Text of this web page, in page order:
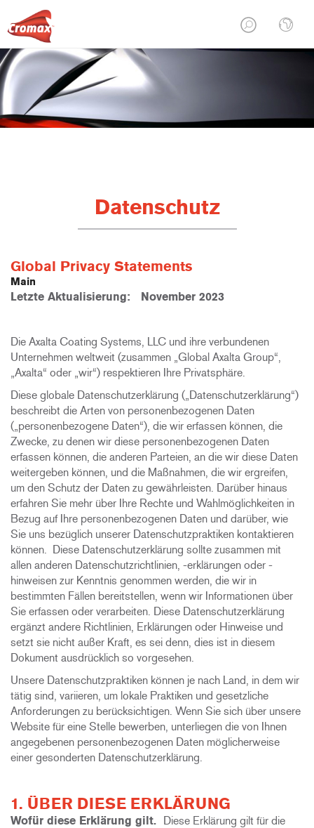
Datenschutz
Global Privacy Statements
Main
Letzte Aktualisierung: November 2023
Die Axalta Coating Systems, LLC und ihre verbundenen
Unternehmen weltweit (zusammen „Global Axalta Group“,
„Axalta“ oder „wir“) respektieren Ihre Privatsphäre.
Diese globale Datenschutzerklärung („Datenschutzerklärung“)
beschreibt die Arten von personenbezogenen Daten
(„personenbezogene Daten“), die wir erfassen können, die
Zwecke, zu denen wir diese personenbezogenen Daten
erfassen können, die anderen Parteien, an die wir diese Daten
weitergeben können, und die Maßnahmen, die wir ergreifen,
um den Schutz der Daten zu gewährleisten. Darüber hinaus
erfahren Sie mehr über Ihre Rechte und Wahlmöglichkeiten in
Bezug auf Ihre personenbezogenen Daten und darüber, wie
Sie uns bezüglich unserer Datenschutzpraktiken kontaktieren
können. Diese Datenschutzerklärung sollte zusammen mit
allen anderen Datenschutzrichtlinien, -erklärungen oder -
hinweisen zur Kenntnis genommen werden, die wir in
bestimmten Fällen bereitstellen, wenn wir Informationen über
Sie erfassen oder verarbeiten. Diese Datenschutzerklärung
ergänzt andere Richtlinien, Erklärungen oder Hinweise und
setzt sie nicht außer Kraft, es sei denn, dies ist in diesem
Dokument ausdrücklich so vorgesehen.
Unsere Datenschutzpraktiken können je nach Land, in dem wir
tätig sind, variieren, um lokale Praktiken und gesetzliche
Anforderungen zu berücksichtigen. Wenn Sie sich über unsere
Website für eine Stelle bewerben, unterliegen die von Ihnen
angegebenen personenbezogenen Daten möglicherweise
einer gesonderten Datenschutzerklärung.
1. ÜBER DIESE ERKLÄRUNG
Wofür diese Erklärung gilt. Diese Erklärung gilt für die